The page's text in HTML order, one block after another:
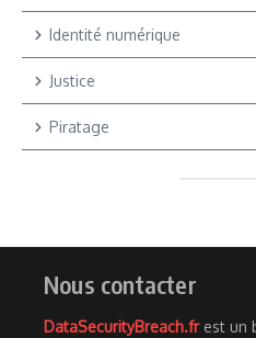
Identité numérique
Justice
Piratage
Nous contacter
DataSecurityBreach.frest un